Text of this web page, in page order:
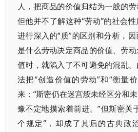
人，把商品的价值归结为一般的劳
但他并不了解这种“劳动”的社会
进行深入的“质”的区别和分析，
是什么劳动决定商品的价值、劳
值时，就陷入了不可避免的混乱
法把“创造价值的劳动”和“衡量
来：“斯密仍在迷宫般未经区分和
豫不定地摸索着前进。”但斯密关
个规定”，却成了其后的古典政